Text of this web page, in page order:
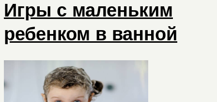
Игры с маленьким
ребенком в ванной